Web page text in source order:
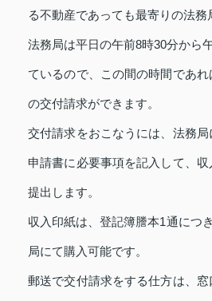
る不動産であっても最寄りの法務
法務局は平日の午前8時30分から
ているので、この間の時間であ
の交付請求ができます。
交付請求をおこなうには、法務
申請書に必要事項を記入して、
提出します。
収入印紙は、登記簿謄本1通につ
局にて購入可能です。
郵送で交付請求をする仕方は、